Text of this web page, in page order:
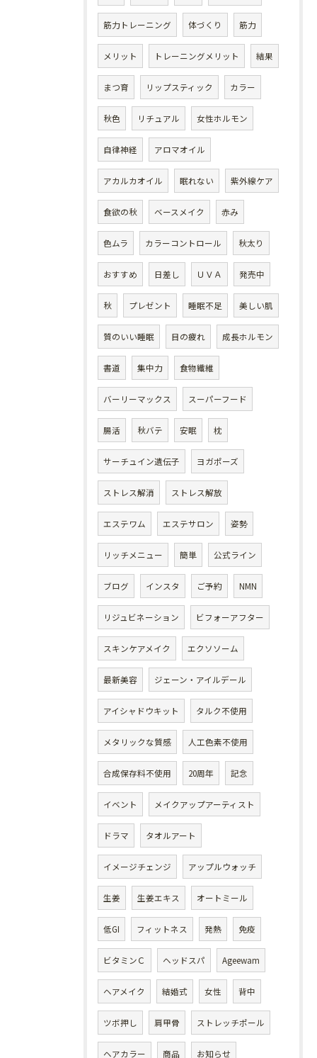
筋力トレーニング 体づくり 筋力
メリット トレーニングメリット 結果
まつ育 リップスティック カラー
秋色 リチュアル 女性ホルモン
自律神経 アロマオイル
アカルカオイル 眠れない 紫外線ケア
食欲の秋 ベースメイク 赤み
色ムラ カラーコントロール 秋太り
おすすめ 日差し ＵＶＡ 発売中
秋 プレゼント 睡眠不足 美しい肌
質のいい睡眠 目の疲れ 成長ホルモン
書道 集中力 食物繊維
バーリーマックス スーパーフード
腸活 秋バテ 安眠 枕
サーチュイン遺伝子 ヨガポーズ
ストレス解消 ストレス解放
エステワム エステサロン 姿勢
リッチメニュー 簡単 公式ライン
ブログ インスタ ご予約 NMN
リジュビネーション ビフォーアフター
スキンケアメイク エクソソーム
最新美容 ジェーン・アイルデール
アイシャドウキット タルク不使用
メタリックな質感 人工色素不使用
合成保存料不使用 20周年 記念
イベント メイクアップアーティスト
ドラマ タオルアート
イメージチェンジ アップルウォッチ
生姜 生姜エキス オートミール
低GI フィットネス 発熱 免疫
ビタミンＣ ヘッドスパ Ageewam
ヘアメイク 結婚式 女性 背中
ツボ押し 肩甲骨 ストレッチポール
ヘアカラー 商品 お知らせ